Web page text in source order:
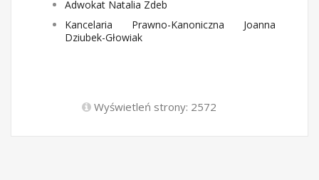
Adwokat Natalia Zdeb
Kancelaria Prawno-Kanoniczna Joanna
Dziubek-Głowiak
Wyświetleń strony: 2572